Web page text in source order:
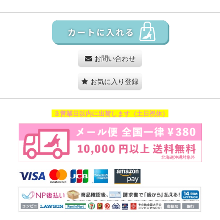
お問い合わせ
お気に入り登録
３営業日以内に出荷します（土日祝休）